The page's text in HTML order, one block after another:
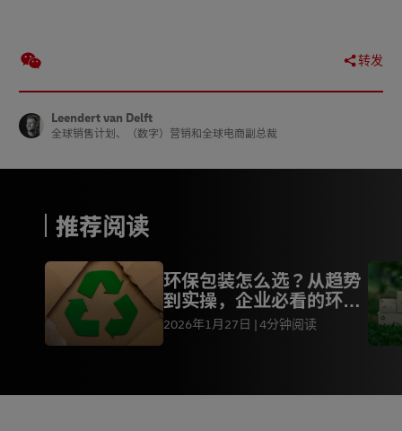
转发
Leendert van Delft
全球销售计划、（数字）营销和全球电商副总裁
推荐阅读
环保包装怎么选？从趋势
到实操，企业必看的环保
方案
2026年1月27日 4分钟阅读